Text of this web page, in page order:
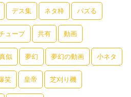
デス集 ネタ枠 バズる
ューブ 共有 動画
似 夢幻 夢幻の動画 小ネタ
笑 皇帝 芝刈り機